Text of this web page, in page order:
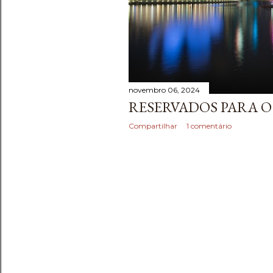
e
n
novembro 06, 2024
RESERVADOS PARA
Compartilhar 1 comentário